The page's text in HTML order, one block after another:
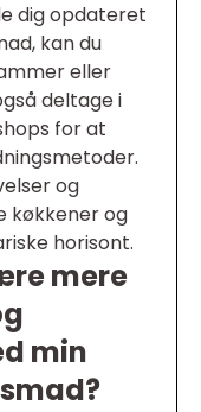
dig opdateret
kan du
eller
deltage i
for at
og
køkkener og
horisont.
mere
min